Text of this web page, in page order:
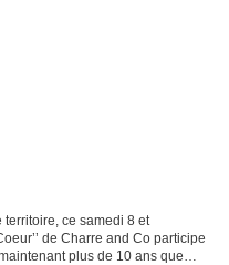
territoire, ce samedi 8 et
de Charre and Co participe
plus de 10 ans que